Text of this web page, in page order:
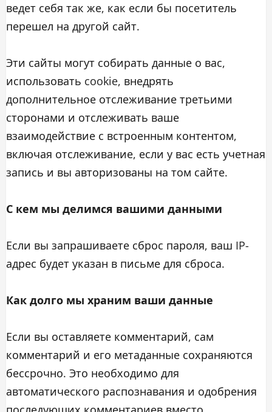
ведет себя так же, как если бы посетитель
перешел на другой сайт.
Эти сайты могут собирать данные о вас,
использовать cookie, внедрять
дополнительное отслеживание третьими
сторонами и отслеживать ваше
взаимодействие с встроенным контентом,
включая отслеживание, если у вас есть учетная
запись и вы авторизованы на том сайте.
С кем мы делимся вашими данными
Если вы запрашиваете сброс пароля, ваш IP-
адрес будет указан в письме для сброса.
Как долго мы храним ваши данные
Если вы оставляете комментарий, сам
комментарий и его метаданные сохраняются
бессрочно. Это необходимо для
автоматического распознавания и одобрения